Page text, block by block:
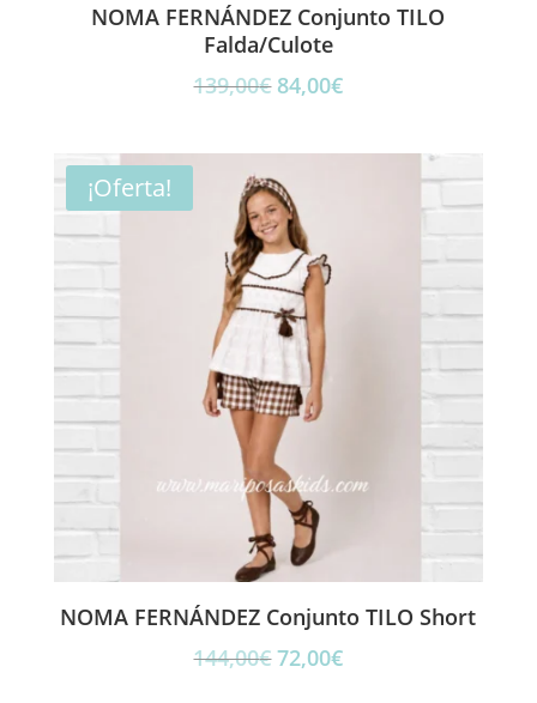
NOMA FERNÁNDEZ Conjunto TILO
Falda/Culote
139,00€ El
original
era:
139,00€.
84,00€El
actual
¡Oferta!
NOMA FERNÁNDEZ Conjunto TILO Short
144,00€El
72,00€El